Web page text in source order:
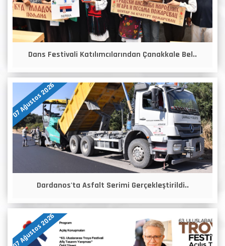
Dans Festivali Katılımcılarından Çanakkale Bel..
07 Ağustos 2026
Dardanos'ta Asfalt Serimi Gerçekleştirildi..
07 Ağustos 2026